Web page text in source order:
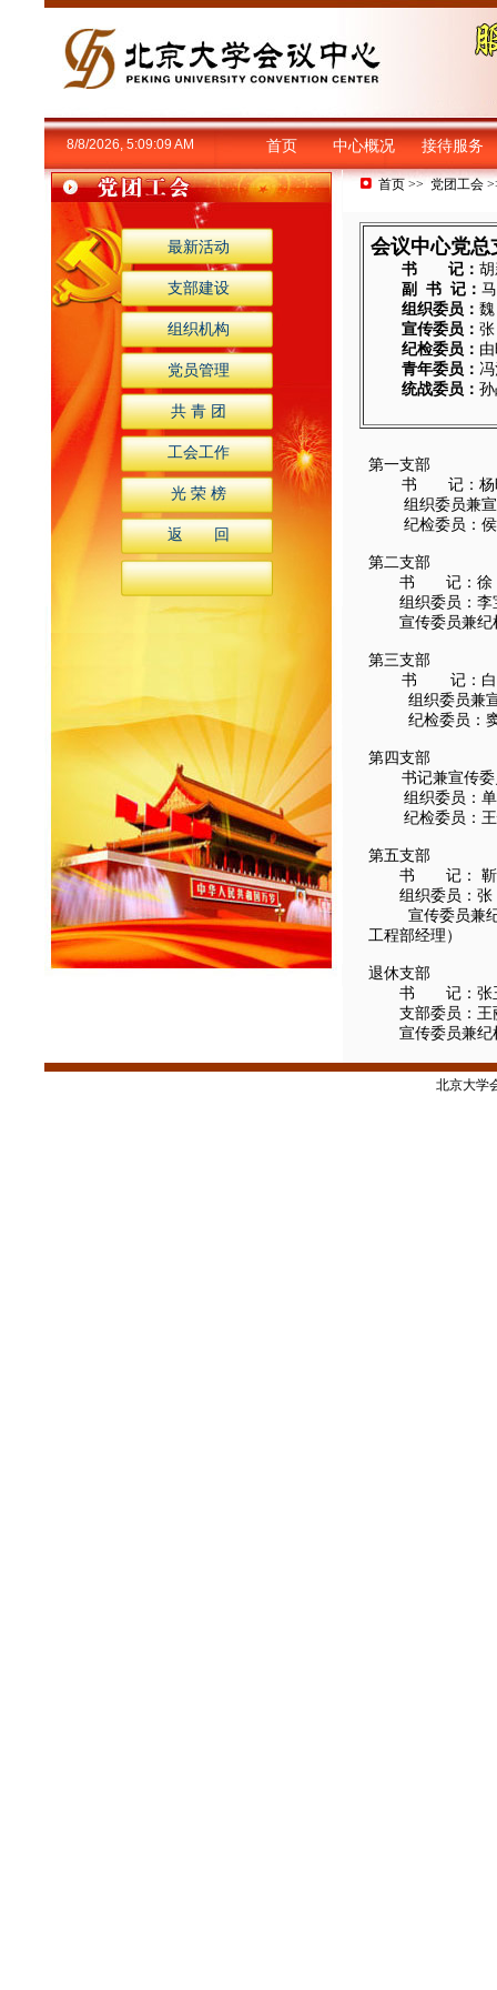
8/8/2026, 5:09:10 AM 首页 中心概况 接待服务
最新活动
支部建设
组织机构
党员管理
共 青 团
工会工作
光 荣 榜
返 回
首页>> 党团工会
会议中心党总
书 记：
副 书 记：
组织委员：
宣传委员：
纪检委员：
青年委员：
统战委员：
第一支部
书 记：杨晓雨
组织委员兼宣
纪检委员：侯
第二支部
书 记：徐 蕾
组织委员：李
宣传委员兼纪
第三支部
书 记：白丹丹
组织委员兼宣
纪检委员：窦
第四支部
书记兼宣传委
组织委员：单
纪检委员：王
第五支部
书 记： 靳钰
组织委员：张
宣传委员兼纪检
工程部经理）
退休支部
书 记：张
支部委员：王
宣传委员兼纪
北京大学